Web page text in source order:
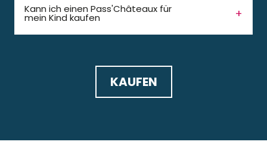
Kann ich einen Pass'Châteaux für
mein Kind kaufen
KAUFEN